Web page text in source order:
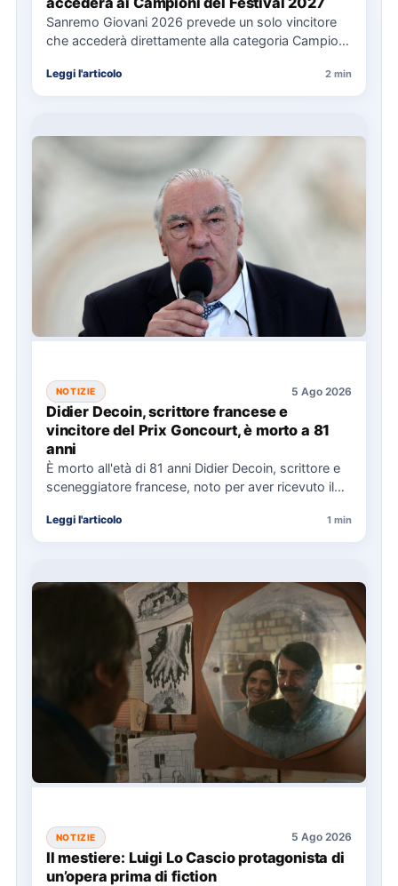
Sanremo Giovani 2026 prevede un solo vincitore
che accederà direttamente alla categoria Campioni
Leggi l'articolo 2 min
NOTIZIE 5 Ago 2026
Didier Decoin, scrittore francese e
vincitore del Prix Goncourt, è morto a 81
anni
È morto all'età di 81 anni Didier Decoin, scrittore e
sceneggiatore francese, noto per aver ricevuto il
Leggi l'articolo 1 min
NOTIZIE 5 Ago 2026
Il mestiere: Luigi Lo Cascio protagonista di
un’opera prima di fiction